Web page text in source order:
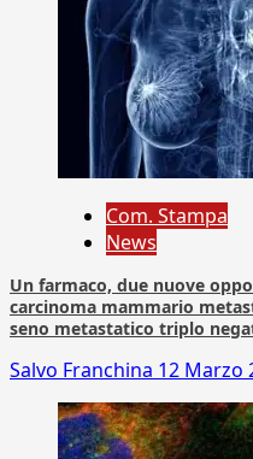
Com. Stampa
News
Un farmaco, due nuove
carcinoma mammario
seno metastatico triplo
Salvo Franchina 12 Marzo